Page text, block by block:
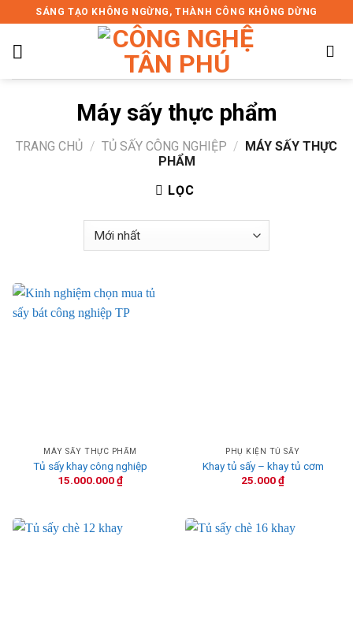
to
content
SÁNG TẠO KHÔNG NGỪNG, THÀNH CÔNG KHÔNG DỪNG
Máy sấy thực phẩm
TRANG CHỦ / TỦ SẤY CÔNG NGHIỆP /
MÁY SẤY THỰC
PHẨM
LỌC
MÁY SẤY THỰC PHẨM
Tủ sấy khay công nghiệp
15.000.000₫
PHỤ KIỆN TỦ SẤY
Khay tủ sấy – khay tủ cơm
25.000₫